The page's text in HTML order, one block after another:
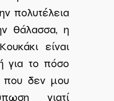
πολυτέλεια
θάλασσα, η
είναι
για το πόσο
που δεν μου
γιατί